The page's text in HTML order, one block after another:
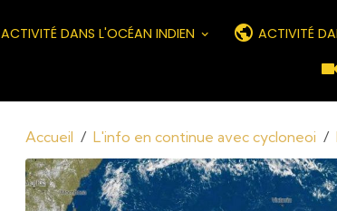
ACTIVITÉ DANS L'OCÉAN INDIEN ACTIVITÉ
Accueil L'info en continue avec cycloneoi